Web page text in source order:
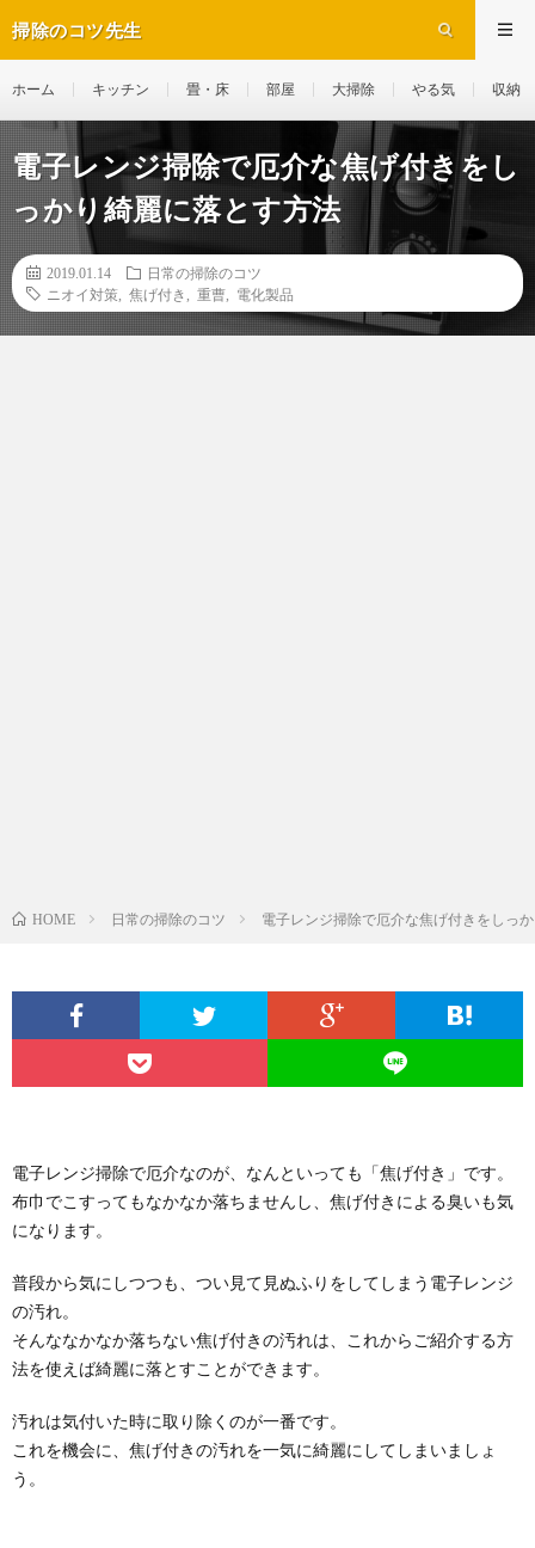
掃除のコツ先生
ホーム キッチン 畳・床 部屋 大掃除 やる気 収納
電子レンジ掃除で厄介な焦げ付きをし
っかり綺麗に落とす方法
2019.01.14
日常の掃除のコツ
ニオイ対策
焦げ付き 重曹 電化製品
HOME 日常の掃除のコツ 電子レンジ掃除で厄介な焦げ付きをしっ
電子レンジ掃除で厄介なのが、なんといっても「焦げ付き」です。
布巾でこすってもなかなか落ちませんし、焦げ付きによる臭いも気
になります。
普段から気にしつつも、つい見て見ぬふりをしてしまう電子レンジ
の汚れ。
そんななかなか落ちない焦げ付きの汚れは、これからご紹介する方
法を使えば綺麗に落とすことができます。
汚れは気付いた時に取り除くのが一番です。
これを機会に、焦げ付きの汚れを一気に綺麗にしてしまいましょ
う。